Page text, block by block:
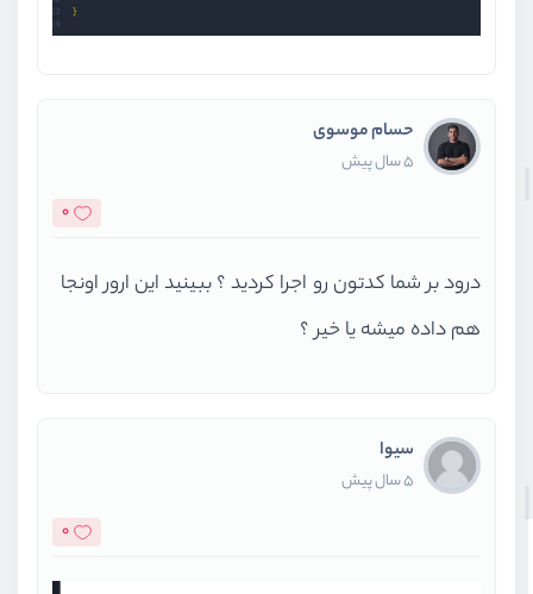
حسام موسوی
5 سال پیش
0
درود بر شما کدتون رو اجرا کردید ؟ ببینید این ارور اونجا
هم داده میشه یا خیر ؟
سیوا
5 سال پیش
0